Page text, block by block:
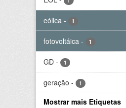
eólica - 1
fotovoltáica - 1
GD - 1
geração - 1
Mostrar mais Etiquetas